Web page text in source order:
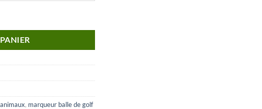
, marqueur balle de golf